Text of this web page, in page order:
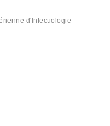
d'Infectiologie